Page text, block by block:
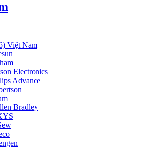
Việt Nam
Electronics
Advance
Bradley